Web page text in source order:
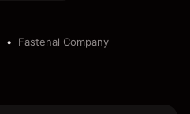
Fastenal Company